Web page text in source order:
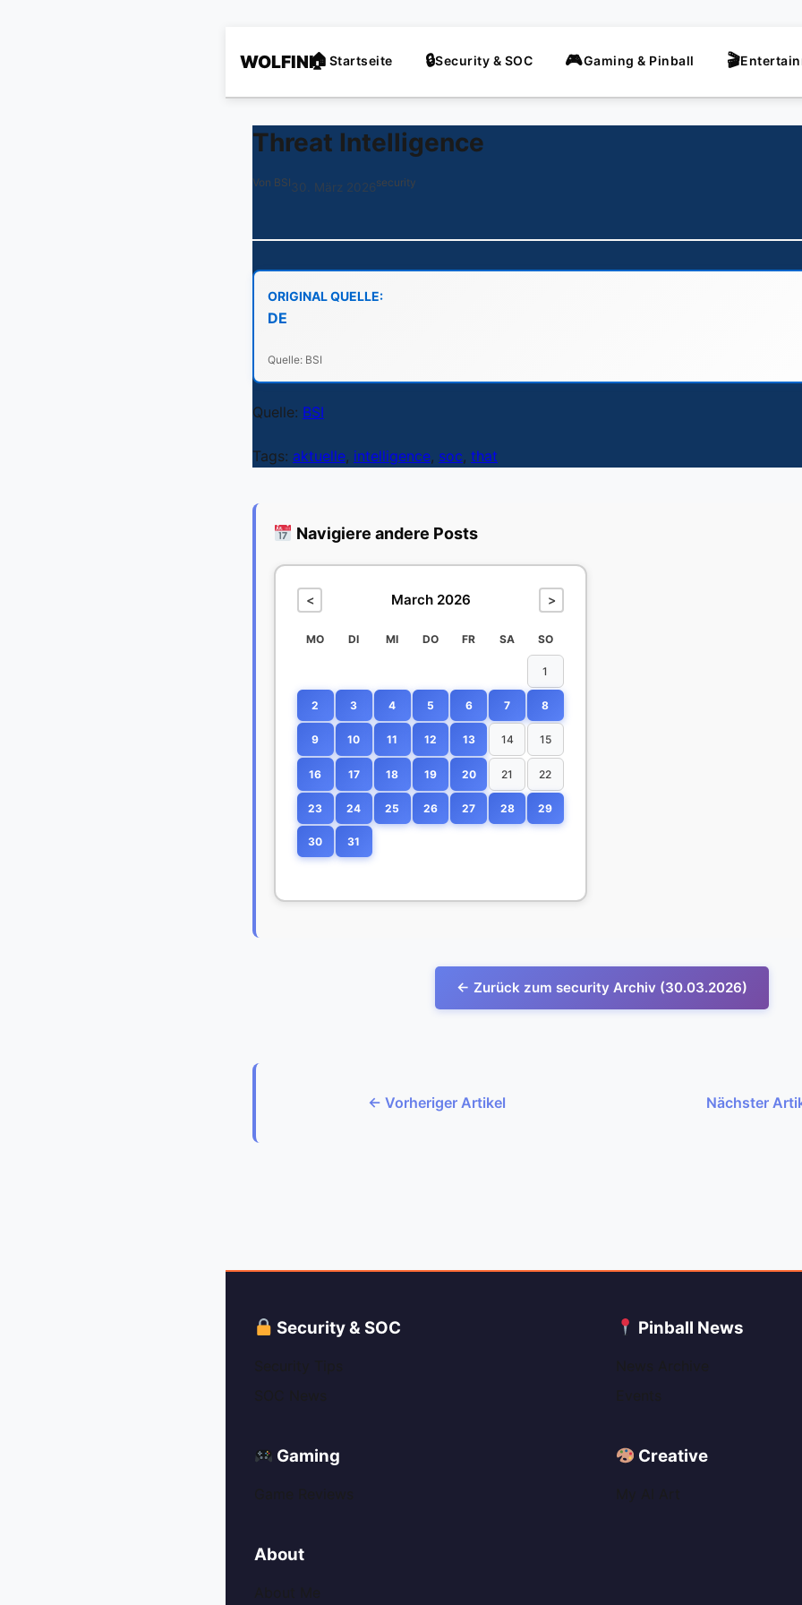
WOLFINI Startseite Security & SOC Gaming & Pinball
Thre­at In­tel­li­gence
Von BSI30. März 2026security
ORIGINAL QUELLE:
DE
Quelle: BSI
Quelle: BSI
Tags: aktuelle, intelligence, soc, that
Navigiere andere Posts
< March 2026 >
MO DI MI DO FR SA SO
1
2 3 4 5 6 7 8
9 10 11 12 13 14 15
16 17 18 19 20 21 22
23 24 25 26 27 28 29
30 31
← Zurück zum security Archiv (30.03.2026)
← Vorheriger Artikel Nächster
Security & SOC Pinball News
Gaming Creative
About